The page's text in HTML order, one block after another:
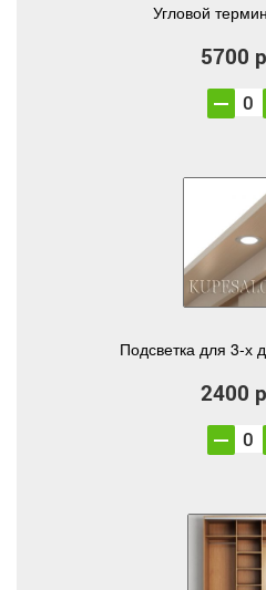
Угловой
5700
Подсветка для 3-х
2400